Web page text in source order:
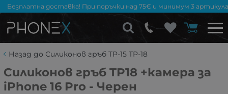
Безплатна доставка! При поръчки над 75€ и минимум 3
Назад до Силиконов гръб TP-15 TP-18
Силиконов гръб TP18 +камера за
iPhone 16 Pro - Черен